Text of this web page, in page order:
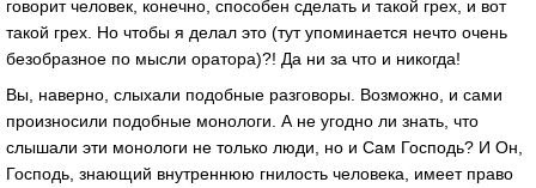
говорит человек, конечно, способен сделать и такой грех, и вот
такой грех. Но чтобы я делал это (тут упоминается нечто очень
безобразное по мысли оратора)?! Да ни за что и никогда!
Вы, наверно, слыхали подобные разговоры. Возможно, и сами
произносили подобные монологи. А не угодно ли знать, что
слышали эти монологи не только люди, но и Сам Господь? И Он,
Господь, знающий внутреннюю гнилость человека, имеет право